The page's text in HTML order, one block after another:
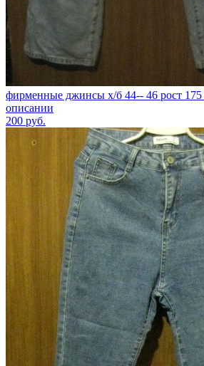
фирменные джинсы х/б 44-- 46 рост 175
описании
200 руб.